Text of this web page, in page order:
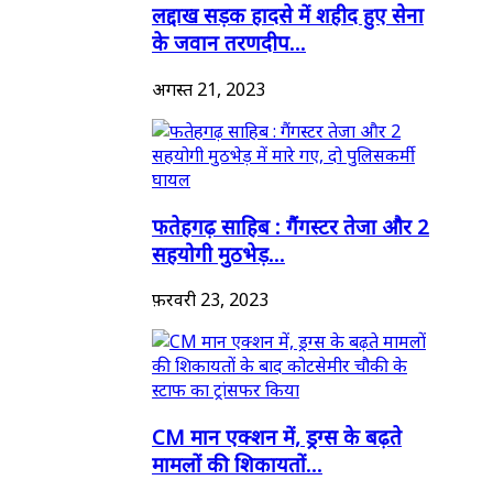
लद्दाख सड़क हादसे में शहीद हुए सेना
के जवान तरणदीप...
अगस्त 21, 2023
फतेहगढ़ साहिब : गैंगस्टर तेजा और 2
सहयोगी मुठभेड़...
फ़रवरी 23, 2023
CM मान एक्शन में, ड्रग्स के बढ़ते
मामलों की शिकायतों...